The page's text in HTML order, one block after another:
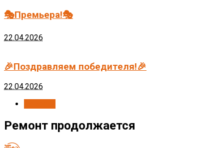
🎭Премьера!🎭
22.04.2026
🎉Поздравляем победителя!🎉
22.04.2026
Ремонт продолжается